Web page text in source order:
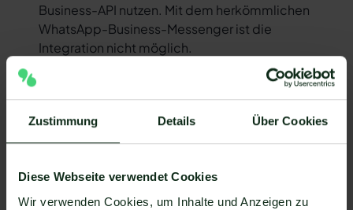
Zustimmung Details Über Cookies
Diese Webseite verwendet Cookies
Wir verwenden Cookies, um Inhalte und Anzeigen zu
Business-API nutzen. Mit dem herkömmlichen
WhatsApp-Business-Messenger ist die
Integration nicht möglich.
Ihr WhatsApp Business API Anbieter muss die
nötige Software bereitstellen, um die Integration
WhatsApp API sind in der Lage, eine Integration
von CoPilot AI und WhatsApp zu ermöglichen. Mit
über 6.000 Apps zur Verfügung, die Sie mit
WhatsApp verbinden können. Darunter ist